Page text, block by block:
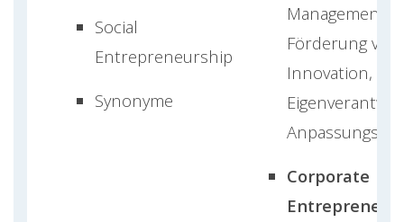
Social
Entrepreneurship
Synonyme
Förderung von
Innovation,
Corporate